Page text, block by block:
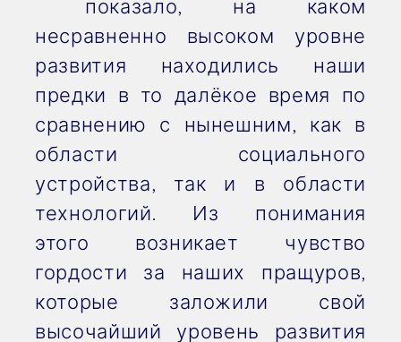
показало, на каком
несравненно высоком уровне
развития находились наши
предки в то далёкое время по
сравнению с нынешним, как в
области социального
устройства, так и в области
технологий. Из понимания
этого возникает чувство
гордости за наших пращуров,
которые заложили свой
высочайший уровень развития